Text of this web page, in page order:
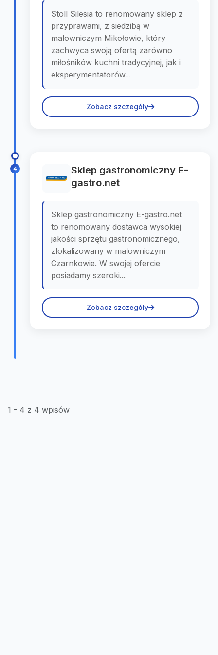
Stoll Silesia to renomowany sklep z
przyprawami, z siedzibą w
malowniczym Mikołowie, który
zachwyca swoją ofertą zarówno
miłośników kuchni tradycyjnej, jak i
eksperymentatorów...
Zobacz szczegóły
4
Sklep gastronomiczny E-
gastro.net
Sklep gastronomiczny E-gastro.net
to renomowany dostawca wysokiej
jakości sprzętu gastronomicznego,
zlokalizowany w malowniczym
Czarnkowie. W swojej ofercie
posiadamy szeroki...
Zobacz szczegóły
1 - 4 z 4 wpisów